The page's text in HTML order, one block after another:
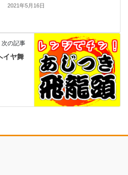
2021年5月16日
次の記事
イヤ舞